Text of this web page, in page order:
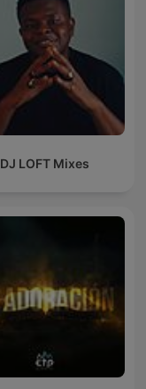
DJ LOFT Mixes